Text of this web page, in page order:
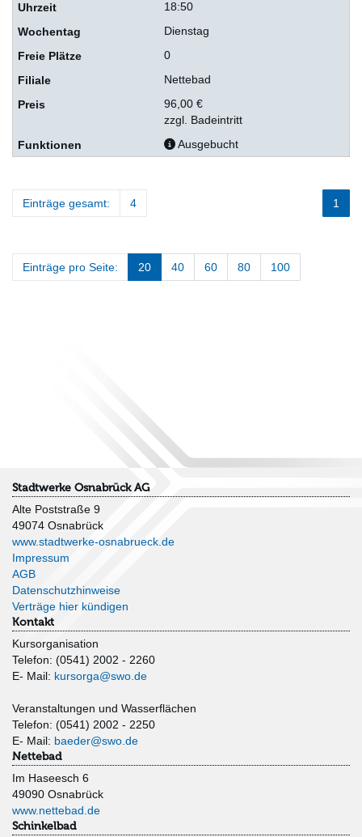
18:50
Dienstag
0
Nettebad
96,00 €
zzgl. Badeintritt
Ausgebucht
1
Einträge gesamt: 4
Einträge pro Seite: 20 40 60 80 100
Stadtwerke Osnabrück AG
Alte Poststraße 9
49074 Osnabrück
www.stadtwerke-osnabrueck.de
Impressum
AGB
Datenschutzhinweise
Verträge hier kündigen
Kontakt
Kursorganisation
Telefon: (0541) 2002 - 2260
E- Mail: kursorga@swo.de
Veranstaltungen und Wasserflächen
Telefon: (0541) 2002 - 2250
E- Mail: baeder@swo.de
Nettebad
Im Haseesch 6
49090 Osnabrück
www.nettebad.de
Schinkelbad